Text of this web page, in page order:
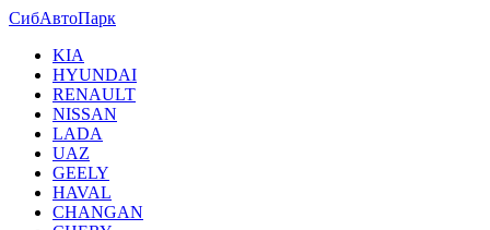
СибАвтоПарк
KIA
HYUNDAI
RENAULT
NISSAN
LADA
UAZ
GEELY
HAVAL
CHANGAN